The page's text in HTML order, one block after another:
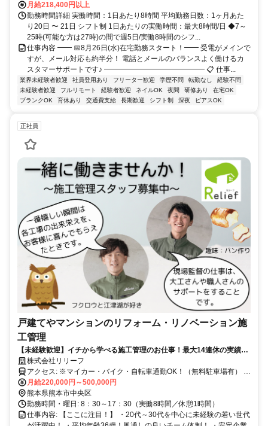
月給218,400円以上
勤務時間詳細 実働時間：1日あたり8時間 平均勤務日数：1ヶ月あた
り20日 〜 21日 シフト制 1日あたりの実働時間：最大8時間/日 ◆7～
25時(可能な方は27時)の間で週5日/実働8時間のシフ...
仕事内容 ━━ 📅8月26日(水)在宅勤務スタート！━━ 受電がメインで
すが、メール対応も約半分！ 電話とメールのバランスよく働けるカ
スタマーサポートです♪ ━━━━━━━━━━━━━━ 📋 仕事...
業界未経験者歓迎 社員登用あり フリーター歓迎 学歴不問 転勤なし
経験不問
未経験者歓迎
フルリモート 経験者歓迎 ネイルOK 夜間 研修あり
在宅OK
ブランクOK
育休あり 交通費支給 長期歓迎 シフト制 深夜 ピアスOK
正社員
戸建てやマンションのリフォーム・リノベーション施
工管理
【未経験歓迎】イチから学べる施工管理のお仕事！最大14連休の実績多
数！平均年収550万！
株式会社リリーフ
アクセス: ※マイカー・バイク・自転車通勤OK！（無料駐車場有） ※
現場への移動は社用車を利用！
月給220,000円～500,000円
熊本県熊本市中央区
勤務時間・曜日: 8：30～17：30（実働8時間／休憩1時間）
仕事内容: 【ここに注目！】 ・20代～30代を中心に未経験の若い世代